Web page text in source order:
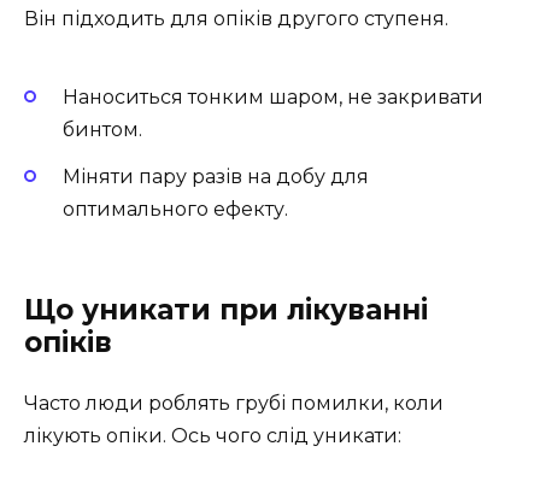
Він підходить для опіків другого ступеня.
Наноситься тонким шаром, не закривати
бинтом.
Міняти пару разів на добу для
оптимального ефекту.
Що уникати при лікуванні
опіків
Часто люди роблять грубі помилки, коли
лікують опіки. Ось чого слід уникати: